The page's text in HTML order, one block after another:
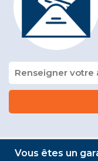
Vous êtes un